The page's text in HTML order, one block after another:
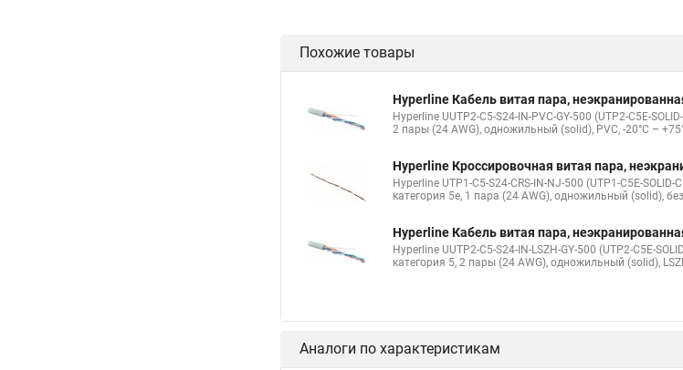
Похожие товары
Hyperline Кабель витая пара,
Hyperline UUTP2-C5-S24-IN-PVC-GY-500 (UTP2-C5E-
2 пары (24 AWG), одножильный (solid), PVC, -20°C –
Hyperline Кроссировочная витая пара,
Hyperline UTP1-C5-S24-CRS-IN-NJ-500 (UTP1-C5E-
категория 5e, 1 пара (24 AWG), одножильный (solid),
Hyperline Кабель витая пара,
Hyperline UUTP2-C5-S24-IN-LSZH-GY-500 (UTP2-C5E-
категория 5, 2 пары (24 AWG), одножильный (solid),
Аналоги по характеристикам